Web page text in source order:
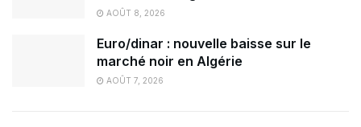
AOÛT 8, 2026
Euro/dinar : nouvelle baisse sur le
marché noir en Algérie
AOÛT 7, 2026